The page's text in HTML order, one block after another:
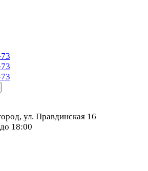
ул. Правдинская 16
18:00